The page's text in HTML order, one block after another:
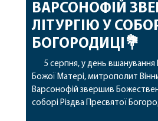
ВАРСОНОФІЙ
ЛІТУРГІЮ У
БОГОРОДИЦІ💐
5 серпня, у день вшанування
Божої Матері, митрополит
Варсонофій звершив
соборі Різдва Пресвятої
Його Високопреосвященству